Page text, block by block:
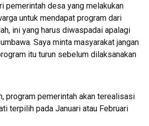
pemerintah desa yang melakukan
untuk mendapat program dari
ini yang harus diwaspadai apalagi
Saya minta masyarakat jangan
itu turun sebelum dilaksanakan
program pemerintah akan terealisasi
terpilih pada Januari atau Februari